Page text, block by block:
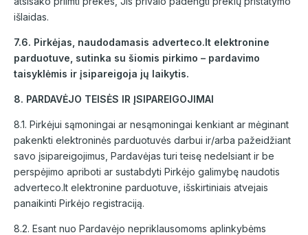
išlaidas.
7.6. Pirkėjas, naudodamasis adverteco.lt elektronine
parduotuve, sutinka su šiomis pirkimo – pardavimo
taisyklėmis ir įsipareigoja jų laikytis.
8. PARDAVĖJO TEISĖS IR ĮSIPAREIGOJIMAI
8.1. Pirkėjui sąmoningai ar nesąmoningai kenkiant ar mėginant
pakenkti elektroninės parduotuvės darbui ir/arba pažeidžiant
savo įsipareigojimus, Pardavėjas turi teisę nedelsiant ir be
perspėjimo apriboti ar sustabdyti Pirkėjo galimybę naudotis
adverteco.lt elektronine parduotuve, išskirtiniais atvejais
panaikinti Pirkėjo registraciją.
8.2. Esant nuo Pardavėjo nepriklausomoms aplinkybėms